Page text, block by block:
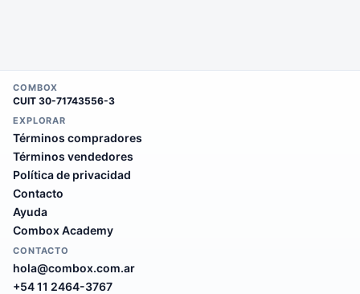
COMBOX
CUIT 30-71743556-3
EXPLORAR
Términos compradores
Términos vendedores
Política de privacidad
Contacto
Ayuda
Combox Academy
CONTACTO
hola@combox.com.ar
+54 11 2464-3767